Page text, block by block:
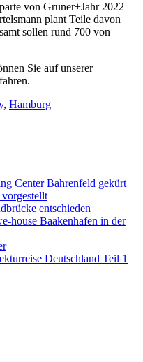
von Gruner+Jahr 2022
plant Teile davon
sollen rund 700 von
Sie auf unserer
, Hamburg
Center Bahrenfeld gekürt
entschieden
house Baakenhafen in der
Deutschland Teil 1